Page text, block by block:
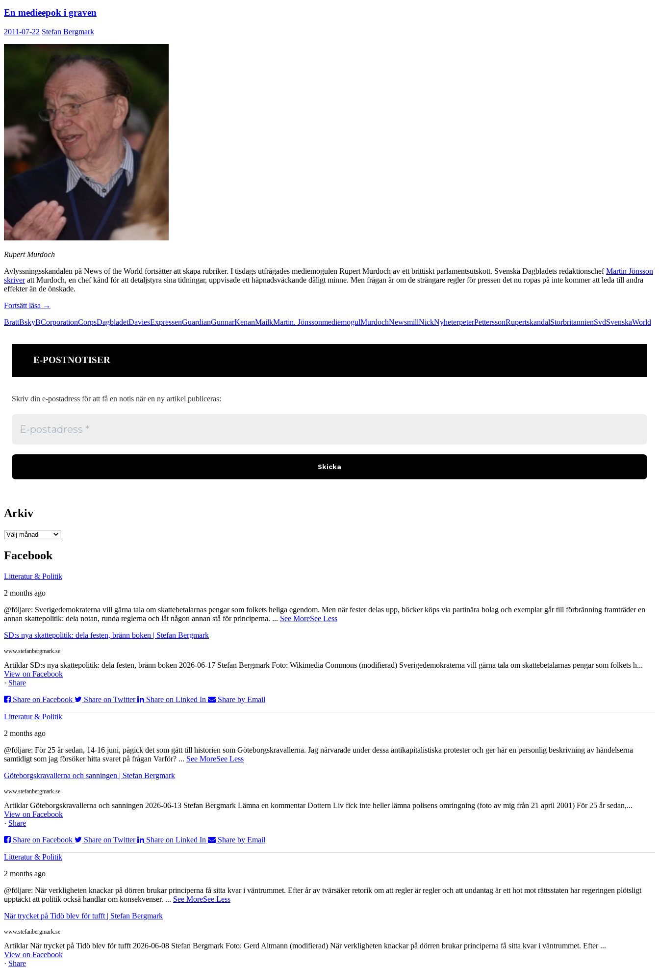
En medieepok i graven
2011-07-22 Stefan Bergmark
Rupert Murdoch
Avlyssningsskandalen på News of the World fortsätter att skapa rubriker. I tisdags utfrågades mediemogulen Rupert Murdoch av ett brittiskt parlamentsutskott. Svenska Dagbladets redaktionschefMartin Jönsson
skriveratt Murdoch, en chef känd för att detaljstyra sina tidningar, uppvisade ett häpnadsväckande dåligt minne. Men frågan är om de strängare regler för pressen det nu ropas på inte kommer att leda till andra
effekter än de önskade.
Fortsätt läsa En
i
→
BrattBskyBCorporationCorpsDagbladetDaviesExpressenGuardianGunnarKenanMailkMartin. JönssonmediemogulMurdochNewsmillNickNyheterpeterPetterssonRupertskandalStorbritannienSvdSvenskaWorld
E-POSTNOTISER
Skriv din e-postadress för att få en notis när en ny artikel publiceras:
Arkiv
Arkiv
Facebook
Litteratur & Politik
2 months ago
@följare: Sverigedemokraterna vill gärna tala om skattebetalarnas pengar som folkets heliga egendom. Men när fester delas upp, böcker köps via partinära bolag och exemplar går till förbränning framträder en
annan skattepolitik: dela notan, runda reglerna och låt någon annan stå för principerna. ... See MoreSee Less
SD:s nya skattepolitik: dela festen, bränn boken | Stefan Bergmark
www.stefanbergmark.se
Artiklar SD:s nya skattepolitik: dela festen, bränn boken 2026-06-17 Stefan Bergmark Foto: Wikimedia Commons (modifierad) Sverigedemokraterna vill gärna tala om skattebetalarnas pengar som folkets h...
View on Facebook
· Share
Share on Facebook
Share on Twitter Share on Linked In Share by Email
Litteratur & Politik
2 months ago
@följare: För 25 år sedan, 14-16 juni, pågick det som gått till historien som Göteborgskravallerna. Jag närvarade under dessa antikapitalistiska protester och ger här en personlig beskrivning av händelserna
samtidigt som jag försöker hitta svaret på frågan Varför? ... See MoreSee Less
Göteborgskravallerna och sanningen | Stefan Bergmark
www.stefanbergmark.se
Artiklar Göteborgskravallerna och sanningen 2026-06-13 Stefan Bergmark Lämna en kommentar Dottern Liv fick inte heller lämna polisens omringning (foto av mig från 21 april 2001) För 25 år sedan,...
View on Facebook
· Share
Share on Facebook
Share on Twitter Share on Linked In Share by Email
Litteratur & Politik
2 months ago
@följare: När verkligheten knackar på dörren brukar principerna få sitta kvar i väntrummet. Efter år av tvärsäker retorik om att regler är regler och att undantag är ett hot mot rättsstaten har regeringen plötsligt
upptäckt att politik också handlar om konsekvenser. ... See MoreSee Less
När trycket på Tidö blev för tufft | Stefan Bergmark
www.stefanbergmark.se
Artiklar När trycket på Tidö blev för tufft 2026-06-08 Stefan Bergmark Foto: Gerd Altmann (modifierad) När verkligheten knackar på dörren brukar principerna få sitta kvar i väntrummet. Efter ...
View on Facebook
· Share